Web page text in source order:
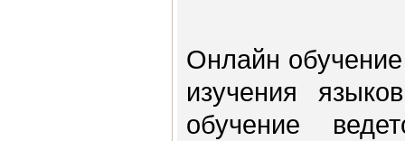
Онлайн обучение
изучения
обучение